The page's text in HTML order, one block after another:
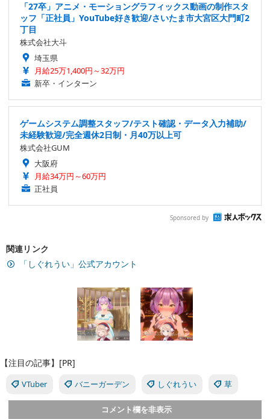
「27卒」アニメ・モーショングラフィックス動画の制作スタ
ッフ「正社員」YouTube好き歓迎/さいたま市大宮区大門町2
丁目
株式会社大斗
埼玉県
月給25万1,400円～32万円
新卒・インターン
ゲームシステム調整スタッフ/テスト確認・データ入力補助/
未経験歓迎/完全週休2日制・月40万以上可
株式会社GUM
大阪府
月給34万円～60万円
正社員
Sponsored by
関連リンク
「しぐれうい」公式アカウント
【注目の記事】[PR]
VTuber バニーガーデン しぐれうい 草
コメント欄を非表示